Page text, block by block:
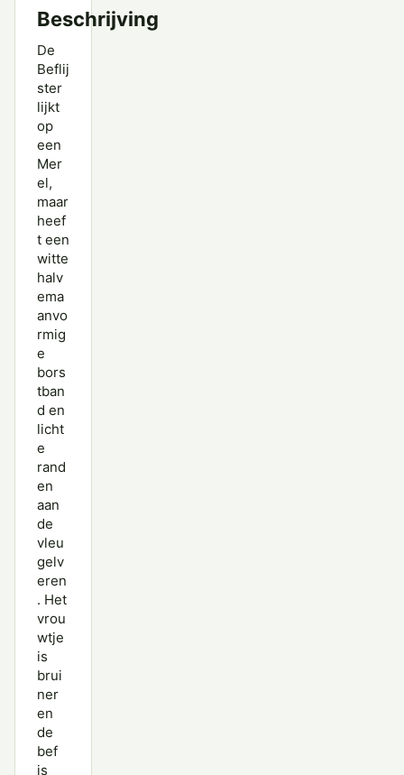
Beschrijving
De
Beflij
ster
lijkt
op
een
Mer
el,
maar
heef
t een
witte
halv
ema
anvo
rmig
e
bors
tban
d en
licht
e
rand
en
aan
de
vleu
gelv
eren
. Het
vrou
wtje
is
brui
ner
en
de
bef
is